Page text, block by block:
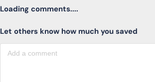
Loading comments....
Let others know how much you saved